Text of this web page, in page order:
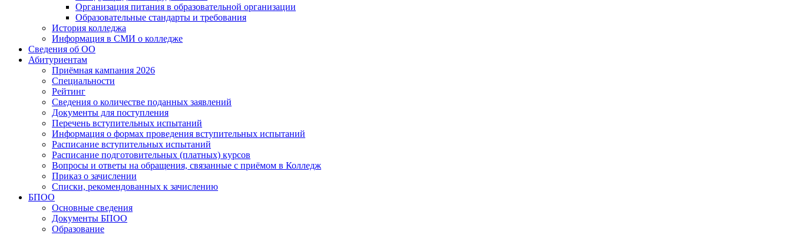
Организация питания в образовательной организации
Образовательные стандарты и требования
История колледжа
Информация в СМИ о колледже
Сведения об ОО
Абитуриентам
Приёмная кампания 2026
Специальности
Рейтинг
Сведения о количестве поданных заявлений
Документы для поступления
Перечень вступительных испытаний
Информация о формах проведения вступительных испытаний
Расписание вступительных испытаний
Расписание подготовительных (платных) курсов
Вопросы и ответы на обращения, связанные с приёмом в Колледж
Приказ о зачислении
Списки, рекомендованных к зачислению
БПОО
Основные сведения
Документы БПОО
Образование